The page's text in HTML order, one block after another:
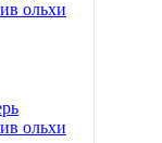
ольхи